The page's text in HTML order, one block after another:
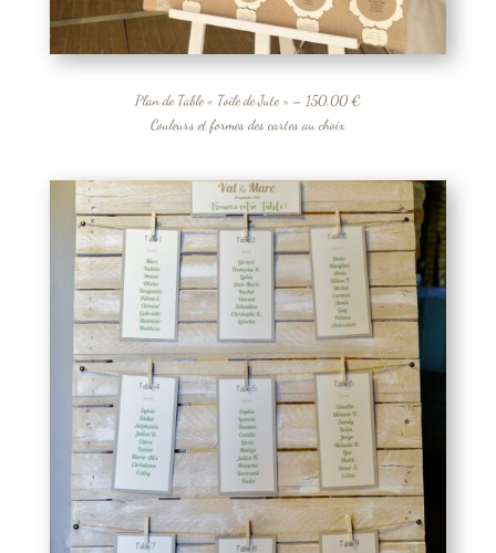
Plan de Table « Toile de Jute » – 150,00 €
Couleurs et formes des cartes au choix